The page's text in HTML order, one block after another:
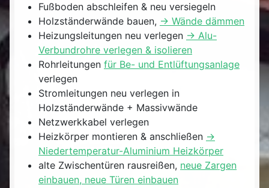
Fußboden abschleifen & neu versiegeln
Holzständerwände bauen, -> Wände dämmen
Heizungsleitungen neu verlegen -> Alu-
Verbundrohre verlegen & isolieren
Rohrleitungen für Be- und Entlüftungsanlage
verlegen
Stromleitungen neu verlegen in
Holzständerwände + Massivwände
Netzwerkkabel verlegen
Heizkörper montieren & anschließen ->
Niedertemperatur-Aluminium Heizkörper
alte Zwischentüren rausreißen, neue Zargen
einbauen, neue Türen einbauen